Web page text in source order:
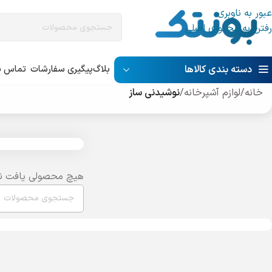
عبور به ناوبری
رفتن به محتوای اصلی
دسته بندی کالاها بلاگپیگیری سفارشات تماس
خانه/لوازم آشپرخانه/نوشیدنی ساز
هیچ محصولی یافت